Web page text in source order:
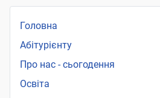
Головна
Абітурієнту
Про нас - сьогодення
Освіта